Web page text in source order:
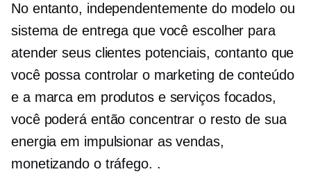
No entanto, independentemente do modelo ou
sistema de entrega que você escolher para
atender seus clientes potenciais, contanto que
você possa controlar o marketing de conteúdo
e a marca em produtos e serviços focados,
você poderá então concentrar o resto de sua
energia em impulsionar as vendas,
monetizando o tráfego. .